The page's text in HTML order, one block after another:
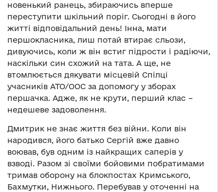
новенький ранець, збираючись вперше
переступити шкільний поріг. Сьогодні в його
житті відповідальний день! Інна, мати
першокласника, лиш потай втирає сльози,
дивуючись, коли ж він встиг підрости і радіючи,
наскільки син схожий на тата. А ще, не
втомлюється дякувати місцевій Спілці
учасників АТО/ООС за допомогу у зборах
першачка. Адже, як не крути, перший клас –
недешеве задоволення.
Дмитрик не знає життя без війни. Коли він
народився, його батько Сергій вже давно
воював, був одним із найкращих саперів у
взводі. Разом зі своїми бойовими побратимами
тримав оборону на блокпостах Кримського,
Бахмутки, Нижнього. Перебував у оточенні на